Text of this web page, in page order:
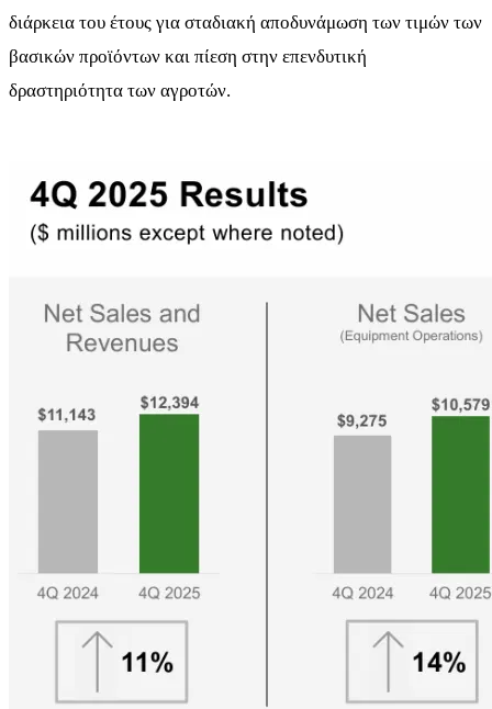
διάρκεια του έτους για σταδιακή αποδυνάμωση των τιμών των
βασικών προϊόντων και πίεση στην επενδυτική
δραστηριότητα των αγροτών.